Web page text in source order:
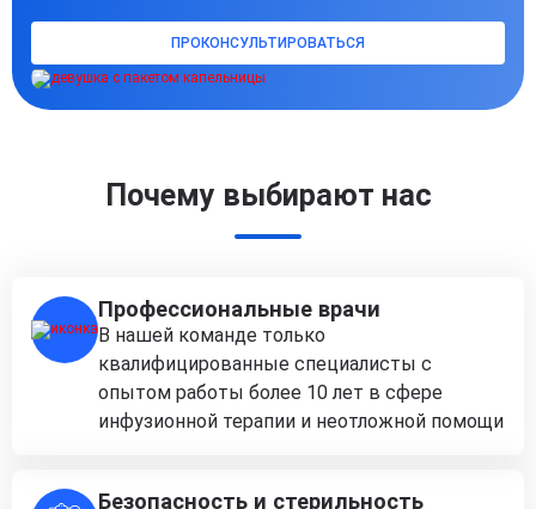
ПРОКОНСУЛЬТИРОВАТЬСЯ
Почему выбирают нас
Профессиональные врачи
В нашей команде только
квалифицированные специалисты с
опытом работы более 10 лет в сфере
инфузионной терапии и неотложной помощи
Безопасность и стерильность